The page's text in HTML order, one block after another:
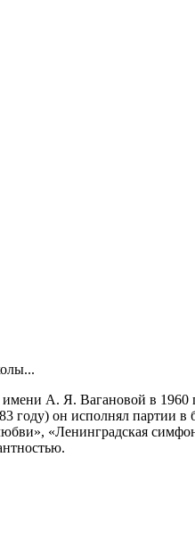
А. Я. Вагановой в
году) он исполнял партии
«Ленинградская